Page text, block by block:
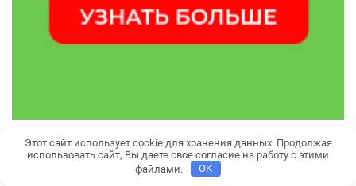
Этот сайт использует cookie для хранения данных. Продолжая
использовать сайт, Вы даете свое согласие на работу с этими
файлами.
OK